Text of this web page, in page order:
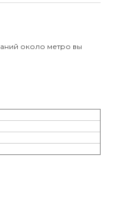
около метро вы